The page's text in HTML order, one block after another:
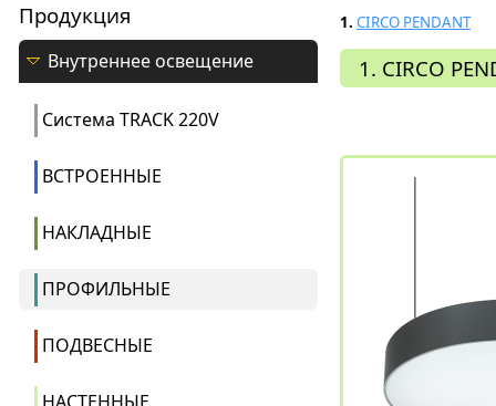
Продукция
Внутреннее освещение
Система ТRACK 220V
ВСТРОЕННЫЕ
НАКЛАДНЫЕ
ПРОФИЛЬНЫЕ
ПОДВЕСНЫЕ
1. CIRCO PENDANT
1. CIRCO